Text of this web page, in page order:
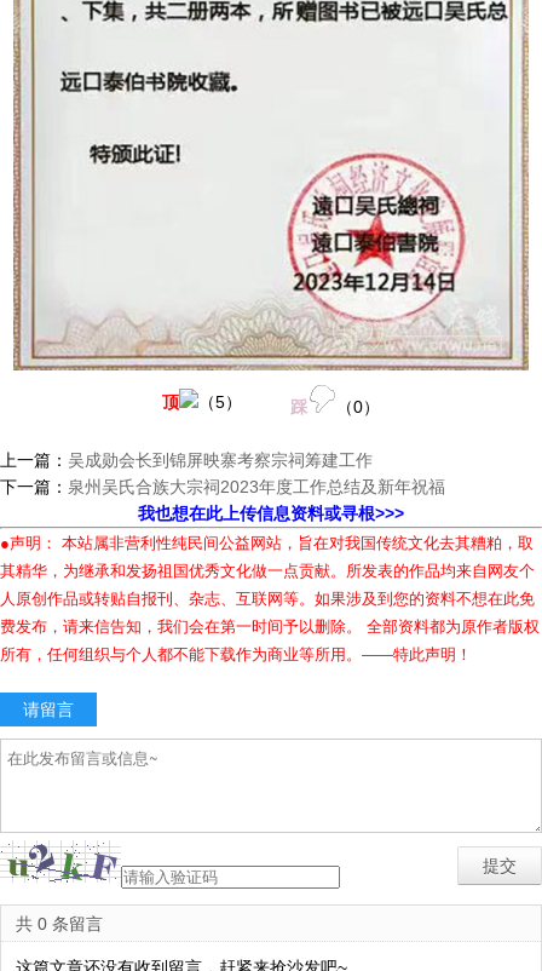
顶 （5） 踩 （0）
上一篇： 吴成勋会长到锦屏映寨考察宗祠筹建工作
下一篇： 泉州吴氏合族大宗祠2023年度工作总结及新年祝福
我也想在此上传信息资料或寻根>>>
●声明： 本站属非营利性纯民间公益网站，旨在对我国传统文化去其糟粕，取
其精华，为继承和发扬祖国优秀文化做一点贡献。所发表的作品均来自网友个
人原创作品或转贴自报刊、杂志、互联网等。如果涉及到您的资料不想在此免
费发布，请来信告知，我们会在第一时间予以删除。 全部资料都为原作者版权
所有，任何组织与个人都不能下载作为商业等所用。——特此声明！
请留言
共 0 条留言